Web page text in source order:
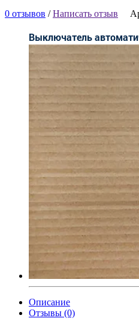
0 отзывов /Написать отзыв
Описание
Отзывы (0)